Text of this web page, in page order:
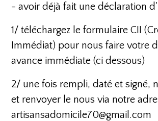
- avoir déjà fait une déclaration
1/ téléchargez le formulaire CII
Immédiat) pour nous faire votre
avance immédiate (ci dessous)
2/ une fois rempli, daté et signé,
et renvoyer le nous via notre
artisansadomicile70@gmail.com